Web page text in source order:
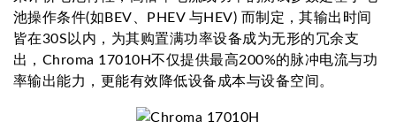
池操作条件(如BEV、PHEV 与HEV) 而制定，其输出时间
皆在30S以内，为其购置满功率设备成为无形的冗余支
出，Chroma 17010H不仅提供最高200%的脉冲电流与功
率输出能力，更能有效降低设备成本与设备空间。